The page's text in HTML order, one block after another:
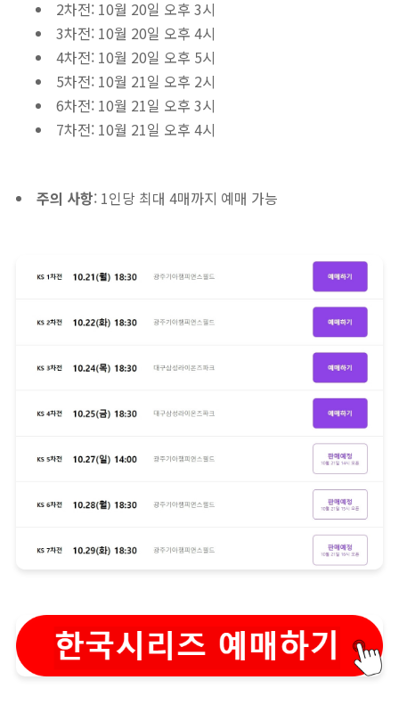
2차전: 10월 20일 오후 3시
3차전: 10월 20일 오후 4시
4차전: 10월 20일 오후 5시
5차전: 10월 21일 오후 2시
6차전: 10월 21일 오후 3시
7차전: 10월 21일 오후 4시
주의 사항: 1인당 최대 4매까지 예매 가능